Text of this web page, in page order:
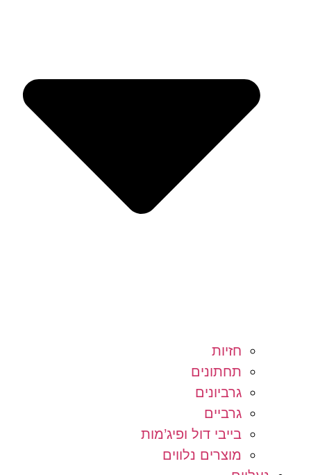
חזיות
תחתונים
גרביונים
גרביים
בייבי דול ופיג’מות
מוצרים נלווים